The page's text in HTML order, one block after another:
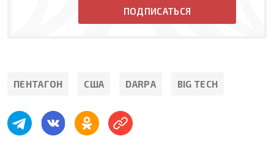
ПОДПИСАТЬСЯ
ПЕНТАГОН США DARPA BIG TECH